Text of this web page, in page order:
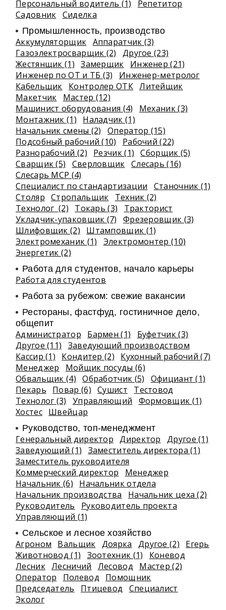
Персональный водитель (1)
Репетитор
Садовник Сиделка
Промышленность, производство
Аккумуляторщик Аппаратчик (3)
Газоэлектросварщик (2)
Другое (23)
Жестянщик (1)
Замерщик
Инженер (21)
Инженер по ОТ и ТБ (3)
Инженер-метролог
Кабельщик
Контролер ОТК Литейщик
Макетчик
Мастер (12)
Машинист оборудования (4)
Механик (3)
Монтажник (1)
Наладчик (1)
Начальник смены (2)
Оператор (15)
Подсобный рабочий (10)
Рабочий (22)
Разнорабочий (2)
Резчик (1)
Сборщик (5)
Сварщик (5)
Сверловщик Слесарь (16)
Слесарь МСР (4)
Специалист по стандартизации
Станочник (1)
Столяр Стропальщик
Техник (2)
Технолог (2)
Токарь (3)
Тракторист
Укладчик-упаковщик (7)
Фрезеровщик (3)
Шлифовщик (2)
Штамповщик (1)
Электромеханик (1)
Электромонтер (10)
Энергетик (2)
Работа для студентов, начало карьеры
Работа для студентов
Работа за рубежом: свежие вакансии
Рестораны, фастфуд, гостиничное дело,
общепит
Администратор Бармен (1)
Буфетчик (3)
Другое (11)
Заведующий производством
Кассир (1)
Кондитер (2)
Кухонный рабочий (7)
Менеджер
Мойщик посуды (6)
Обвальщик (4)
Обработчик (5)
Официант (1)
Пекарь
Повар (6) Сушист
Тестовод
Технолог (3)
Управляющий
Формовщик (1)
Хостес Швейцар
Руководство, топ-менеджмент
Генеральный директор Директор
Другое (1)
Заведующий (1)
Заместитель директора (1)
Заместитель руководителя
Коммерческий директор
Менеджер
Начальник (6)
Начальник отдела
Начальник производства
Начальник цеха (2)
Руководитель
Руководитель проекта
Управляющий (1)
Сельское и лесное хозяйство
Агроном Вальщик Доярка Другое (2)
Егерь
Животновод (1)
Зоотехник (1)
Коневод
Лесник Лесничий Лесовод
Мастер (2)
Оператор
Полевод
Помощник
Председатель
Птицевод
Специалист
Эколог